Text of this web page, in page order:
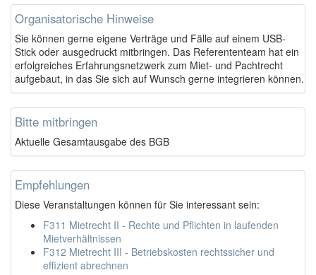
Organisatorische Hinweise
Sie können gerne eigene Verträge und Fälle auf einem USB-
Stick oder ausgedruckt mitbringen. Das Referententeam hat ein
erfolgreiches Erfahrungsnetzwerk zum Miet- und Pachtrecht
aufgebaut, in das Sie sich auf Wunsch gerne integrieren können.
Bitte mitbringen
Aktuelle Gesamtausgabe des BGB
Empfehlungen
Diese Veranstaltungen können für Sie interessant sein:
F311 Mietrecht II - Rechte und Pflichten in laufenden
Mietverhältnissen
F312 Mietrecht III - Betriebskosten rechtssicher und
effizient abrechnen